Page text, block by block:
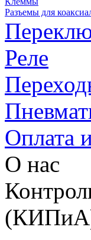
Разъемы для
Реле
Оплата
О нас